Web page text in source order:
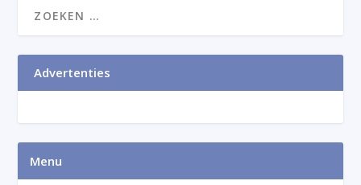
Advertenties
Menu